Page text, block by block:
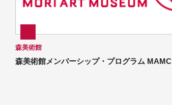
森美術館
森美術館メンバーシップ・プログラム MAMC